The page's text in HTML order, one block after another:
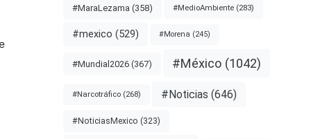
#MaraLezama (358) #MedioAmbiente(283)
#mexico (529) #Morena (245)
#Mundial2026(367) #México(1042)
#Narcotráfico(268) #Noticias (646)
#NoticiasMexico (323)